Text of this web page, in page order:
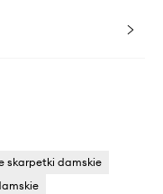
skarpetki damskie